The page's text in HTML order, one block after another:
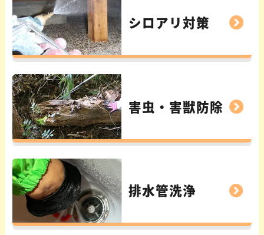
シロアリ対策
害虫・害獣防除
排水管洗浄